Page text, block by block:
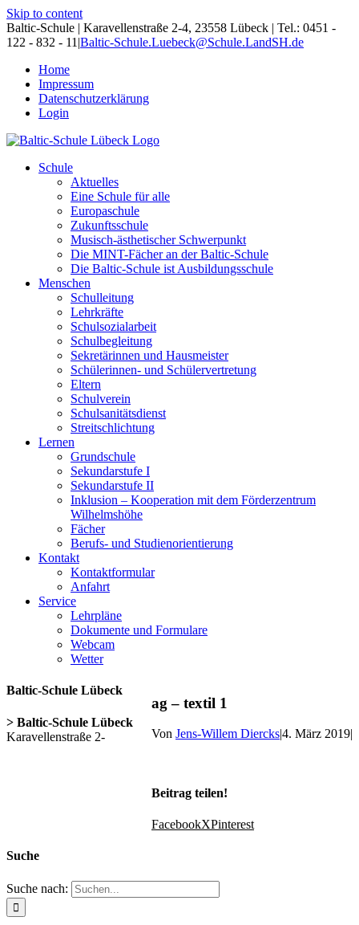
Skip to content
Baltic-Schule | Karavellenstraße 2-4, 23558 Lübeck | Tel.: 0451 -
122 - 832 - 11 |Baltic-Schule.Luebeck@Schule.LandSH.de
Home
Impressum
Datenschutzerklärung
Login
Schule
Aktuelles
Eine Schule für alle
Europaschule
Zukunftsschule
Musisch-ästhetischer Schwerpunkt
Die MINT-Fächer an der Baltic-Schule
Die Baltic-Schule ist Ausbildungsschule
Menschen
Schulleitung
Lehrkräfte
Schulsozialarbeit
Schulbegleitung
Sekretärinnen und Hausmeister
Schülerinnen- und Schülervertretung
Eltern
Schulverein
Schulsanitätsdienst
Streitschlichtung
Lernen
Grundschule
Sekundarstufe I
Sekundarstufe II
Inklusion – Kooperation mit dem Förderzentrum
Wilhelmshöhe
Fächer
Berufs- und Studienorientierung
Kontakt
Kontaktformular
Anfahrt
Service
Lehrpläne
Dokumente und Formulare
Webcam
Wetter
ag – textil 1
Von Jens-Willem Diercks|4. März 2019|
Beitrag teilen!
FacebookXPinterest
Suche
Suche nach:
Baltic-Schule Lübeck
> Baltic-Schule Lübeck
Karavellenstraße 2-